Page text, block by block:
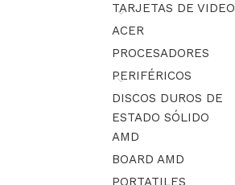
TARJETAS DE VIDEO
ACER
PROCESADORES
PERIFÉRICOS
DISCOS DUROS DE
ESTADO SÓLIDO
AMD
BOARD AMD
PORTATILES